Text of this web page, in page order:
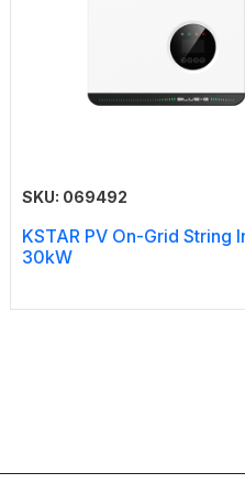
SKU: 069492
KSTAR PV On-Grid String
30kW